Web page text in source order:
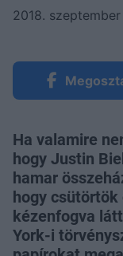
2018. szeptember
Ha valamire
hogy Justin
hamar
hogy
kézenfogva
York-i